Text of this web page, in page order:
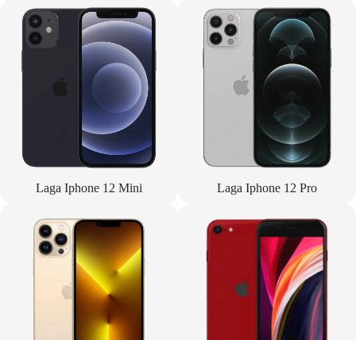
Laga Iphone 12 Mini Laga Iphone 12 Pro